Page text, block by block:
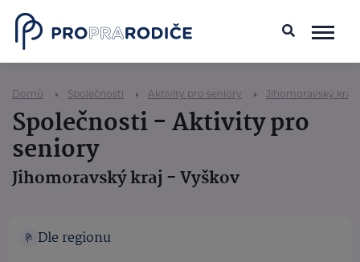
Domů Společnosti Aktivity pro seniory Jihomoravský kraj
Společnosti - Aktivity pro
seniory
Jihomoravský kraj - Vyškov
Dle regionu